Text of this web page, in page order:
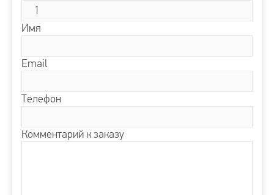
Имя
Email
Телефон
Комментарий к заказу